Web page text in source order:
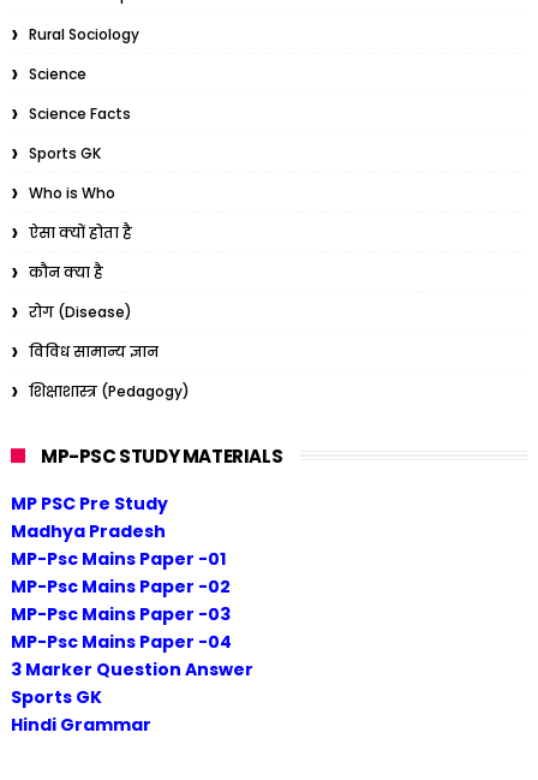
Rural Sociology
Science
Science Facts
Sports GK
Who is Who
ऐसा क्यों होता है
कौन क्या है
रोग (Disease)
विविध सामान्य ज्ञान
शिक्षाशास्त्र (Pedagogy)
MP-PSC STUDY MATERIALS
MP PSC Pre Study
Madhya Pradesh
MP-Psc Mains Paper -01
MP-Psc Mains Paper -02
MP-Psc Mains Paper -03
MP-Psc Mains Paper -04
3 Marker Question Answer
Sports GK
Hindi Grammar